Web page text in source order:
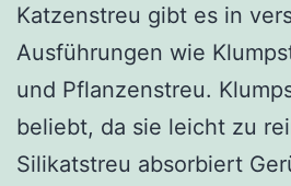
Katzenstreu gibt es in
Ausführungen wie
und Pflanzenstreu.
beliebt, da sie leicht zu
Silikatstreu absorbiert